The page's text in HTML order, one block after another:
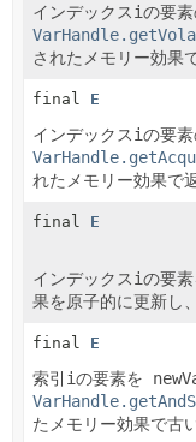
インデックスiの要
されたメモリー効果
final E
インデックスiの要
れたメモリー効果で
final E
インデックスiの要
果を原子的に更新し
final E
索引 iの要素を
たメモリー効果で古